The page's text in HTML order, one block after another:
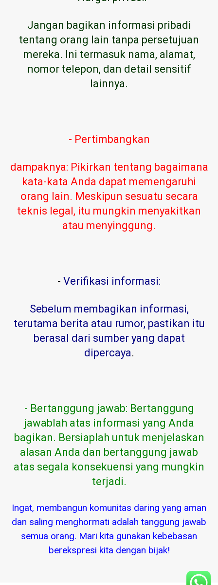
Jangan bagikan informasi pribadi
tentang orang lain tanpa persetujuan
mereka. Ini termasuk nama, alamat,
nomor telepon, dan detail sensitif
lainnya.
- Pertimbangkan
dampaknya: Pikirkan tentang bagaimana
kata-kata Anda dapat memengaruhi
orang lain. Meskipun sesuatu secara
teknis legal, itu mungkin menyakitkan
atau menyinggung.
- Verifikasi informasi:
Sebelum membagikan informasi,
terutama berita atau rumor, pastikan itu
berasal dari sumber yang dapat
dipercaya.
- Bertanggung jawab: Bertanggung
jawablah atas informasi yang Anda
bagikan. Bersiaplah untuk menjelaskan
alasan Anda dan bertanggung jawab
atas segala konsekuensi yang mungkin
terjadi.
Ingat, membangun komunitas daring yang aman
dan saling menghormati adalah tanggung jawab
semua orang. Mari kita gunakan kebebasan
berekspresi kita dengan bijak!